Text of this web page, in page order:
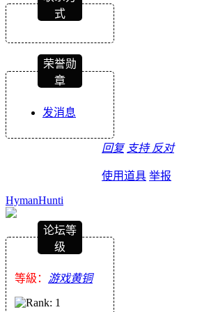
式
荣誉勋
章
发消息
回复 支持 反对
使用道具 举报
HymanHunti
论坛等
级
等級： 游戏黄铜